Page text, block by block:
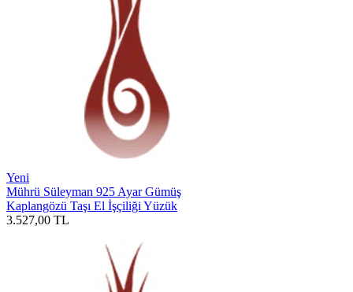
Yeni
Mührü Süleyman 925 Ayar Gümüş
Kaplangözü Taşı El İşçiliği Yüzük
3.527,00 TL